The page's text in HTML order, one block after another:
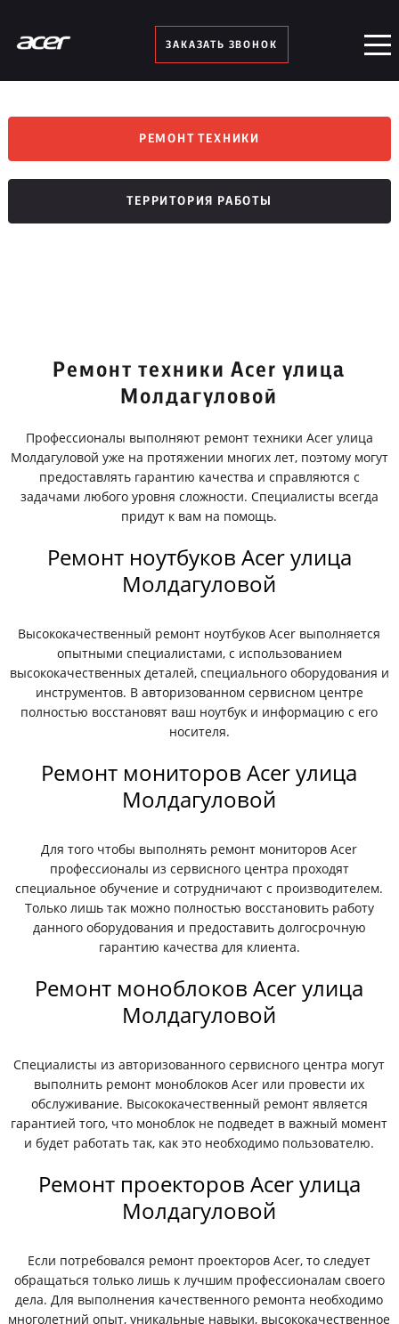
ЗАКАЗАТЬ ЗВОНОК
РЕМОНТ ТЕХНИКИ
ТЕРРИТОРИЯ РАБОТЫ
Ремонт техники Acer улица
Молдагуловой
Профессионалы выполняют ремонт техники Acer улица
Молдагуловой уже на протяжении многих лет, поэтому могут
предоставлять гарантию качества и справляются с
задачами любого уровня сложности. Специалисты всегда
придут к вам на помощь.
Ремонт ноутбуков Acer улица
Молдагуловой
Высококачественный ремонт ноутбуков Acer выполняется
опытными специалистами, с использованием
высококачественных деталей, специального оборудования и
инструментов. В авторизованном сервисном центре
полностью восстановят ваш ноутбук и информацию с его
носителя.
Ремонт мониторов Acer улица
Молдагуловой
Для того чтобы выполнять ремонт мониторов Acer
профессионалы из сервисного центра проходят
специальное обучение и сотрудничают с производителем.
Только лишь так можно полностью восстановить работу
данного оборудования и предоставить долгосрочную
гарантию качества для клиента.
Ремонт моноблоков Acer улица
Молдагуловой
Специалисты из авторизованного сервисного центра могут
выполнить ремонт моноблоков Acer или провести их
обслуживание. Высококачественный ремонт является
гарантией того, что моноблок не подведет в важный момент
и будет работать так, как это необходимо пользователю.
Ремонт проекторов Acer улица
Молдагуловой
Если потребовался ремонт проекторов Acer, то следует
обращаться только лишь к лучшим профессионалам своего
дела. Для выполнения качественного ремонта необходимо
многолетний опыт, уникальные навыки, высококачественное